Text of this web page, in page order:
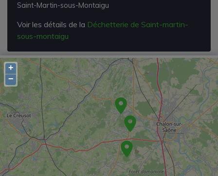
Saint-Martin-sous-Montaigu
Voir les détails de la Déchetterie de Saint-martin-
sous-montaigu
+
−